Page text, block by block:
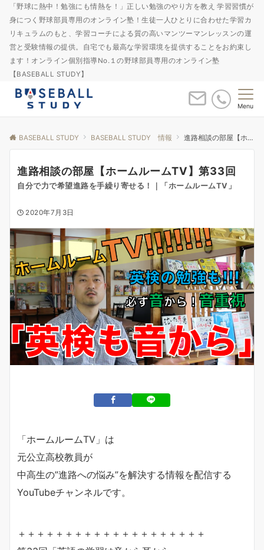
「野球に熱中！勉強にも情熱を！」正しい勉強のやり方を教え 学習習慣が
身につく野球部員専用のオンライン塾！生徒一人ひとりに合わせた学習カ
リキュラムのもと、学習コーチによる質の高いマンツーマンレッスンの運
営と受験情報の提供。自宅でも最高な学習環境を提供することをお約束し
ます！オンライン個別指導No.１の野球部員専用のオンライン塾
【BASEBALL STUDY】
Menu
BASEBALL STUDY BASEBALL STUDY 情報 進路相談の部屋【ホームルームTV】第33回
進路相談の部屋【ホームルームTV】第33回
自分で力で希望進路を手繰り寄せる！｜「ホームルームTV」
2020年7月3日
「ホームルームTV」は
元公立高校教員が
中高生の”進路への悩み”を解決する情報を配信する
YouTubeチャンネルです。
＋＋＋＋＋＋＋＋＋＋＋＋＋＋＋＋＋＋＋＋